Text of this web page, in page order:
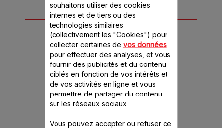
6 accessoire(s) pour
ce produit
souhaitons utiliser des cookies
internes et de tiers ou des
technologies similaires
(collectivement les "Cookies") pour
collecter certaines de vos données
pour effectuer des analyses, et vous
fournir des publicités et du contenu
ciblés en fonction de vos intérêts et
de vos activités en ligne et vous
permettre de partager du contenu
sur les réseaux sociaux
Vous pouvez accepter ou refuser ce